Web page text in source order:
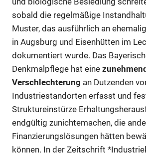
sobald die regelmäßige
Muster, das ausführlich an
in Augsburg und Eisenhütten im
dokumentiert wurde. Das
Denkmalpflege hat eine
Verschlechterung an Dutzenden
Industriestandorten erfasst und
Struktureinstürze
endgültig zunichtemachen, die
Finanzierungslösungen hätten
können. In der Zeitschrift